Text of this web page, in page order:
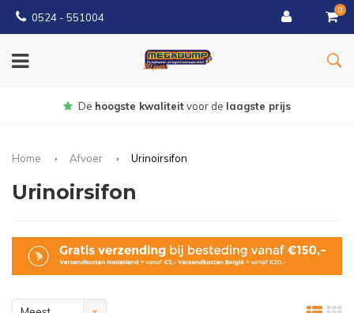
0524 - 551004
0
Gratisbezorgd vanaf €150
Home Afvoer Urinoirsifon
Urinoirsifon